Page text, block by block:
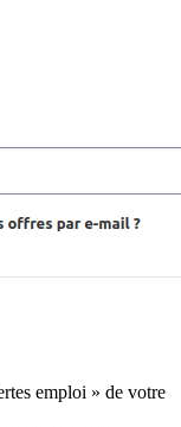
emploi » de votre